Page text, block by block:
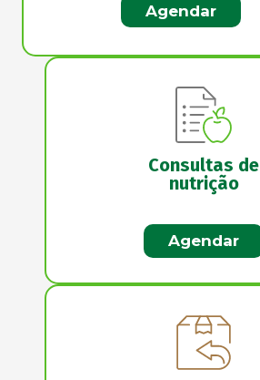
Agendar
Consultas de
nutrição
Agendar